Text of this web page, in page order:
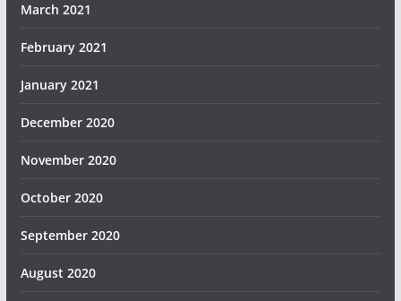
March 2021
February 2021
January 2021
December 2020
November 2020
October 2020
September 2020
August 2020